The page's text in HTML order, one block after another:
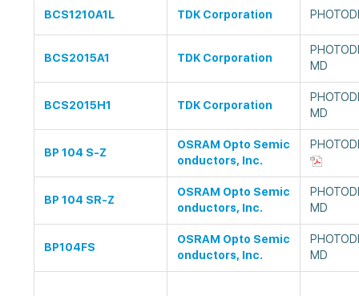
BCS1210A1L TDK Corporation
BCS2015A1 TDK Corporation
MD
BCS2015H1 TDK Corporation
MD
BP 104 S-Z
OSRAM Opto Semic
onductors, Inc.
BP 104 SR-Z
OSRAM Opto Semic
onductors, Inc.
MD
BP104FS
OSRAM Opto Semic
onductors, Inc.
MD